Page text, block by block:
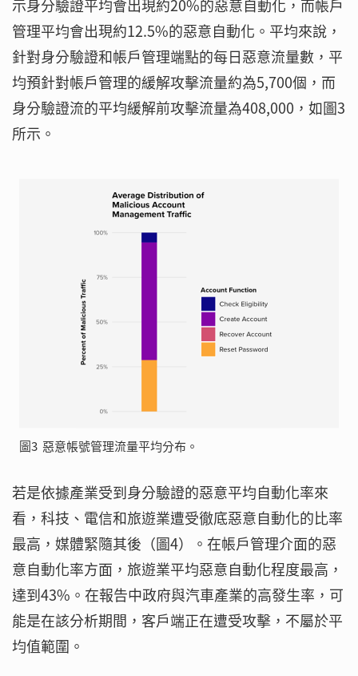
示身分驗證平均會出現約20%的惡意自動化，而帳戶
管理平均會出現約12.5%的惡意自動化。平均來說，
針對身分驗證和帳戶管理端點的每日惡意流量數，平
均預針對帳戶管理的緩解攻擊流量約為5,700個，而
身分驗證流的平均緩解前攻擊流量為408,000，如圖3
所示。
圖3 惡意帳號管理流量平均分布。
若是依據產業受到身分驗證的惡意平均自動化率來
看，科技、電信和旅遊業遭受徹底惡意自動化的比率
最高，媒體緊隨其後（圖4）。在帳戶管理介面的惡
意自動化率方面，旅遊業平均惡意自動化程度最高，
達到43%。在報告中政府與汽車產業的高發生率，可
能是在該分析期間，客戶端正在遭受攻擊，不屬於平
均值範圍。